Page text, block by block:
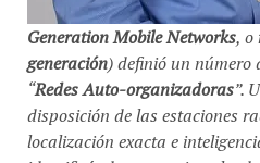
Generation Mobile Networks, o
generación) definió un número
“Redes Auto-organizadoras”.
disposición de las estaciones
localización exacta e